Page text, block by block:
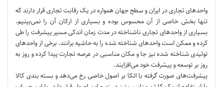
واحدهای تجاری در ایران و سطح جهان همواره در یک رقابت تجاری قرار دارند که
تنها بخش خاصی از آن محسوس بوده و بسیاری از ارکان آن را نمی‌بینیم.
بسیاری از واحدهای تجاری ناشناخته در مدت زمان اندکی مسیر پیشرفت را طی
کرده و ممکن است واحدهای شناخته شده را به حاشیه برانند. برخی از واحدهای
تولیدی شناخته شده نیز جا و مکان مناسبی در عرصه تجارت پیدا کرده و روز به
روز بر توسعه و پیشرفت خود می‌افزایند.
پیشرفت‌های صورت گرفته با اتکا بر اصول خاصی رخ می‌دهد و بسته بندی کالا